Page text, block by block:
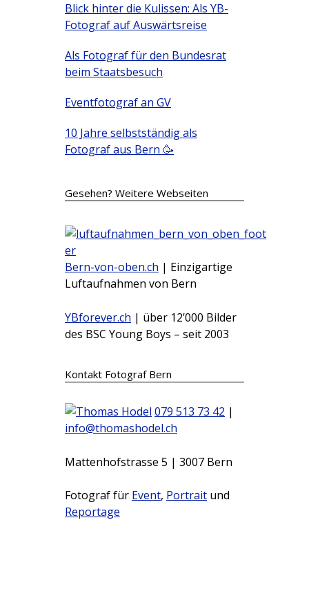
Blick hinter die Kulissen: Als YB-
Fotograf auf Auswärtsreise
Als Fotograf für den Bundesrat
beim Staatsbesuch
Eventfotograf an GV
10 Jahre selbstständig als
Fotograf aus Bern 🥳
Gesehen? Weitere Webseiten
Bern-von-oben.ch | Einzigartige
Luftaufnahmen von Bern
YBforever.ch | über 12’000 Bilder
des BSC Young Boys – seit 2003
Kontakt Fotograf Bern
079 513 73 42 |
info@thomashodel.ch
Mattenhofstrasse 5 | 3007 Bern
Fotograf für Event, Portrait und
Reportage